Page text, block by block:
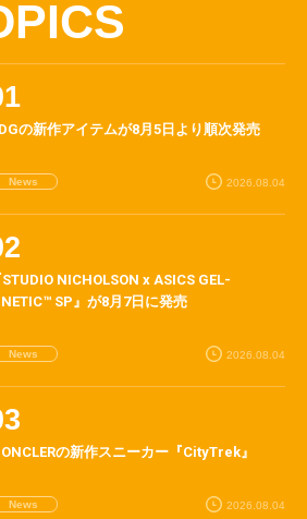
の新作アイテムが8月5日より順次発売
News 2026.08.04
STUDIO NICHOLSON x ASICS GEL-
SP』が8月7日に発売
News 2026.08.04
の新作スニーカー『CityTrek』
News 2026.08.04